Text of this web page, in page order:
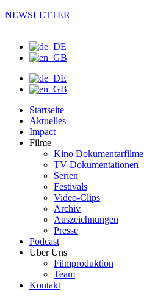
NEWSLETTER
Startseite
Aktuelles
Impact
Filme
Kino Dokumentarfilme
TV-Dokumentationen
Serien
Festivals
Video-Clips
Archiv
Auszeichnungen
Presse
Podcast
Über Uns
Filmproduktion
Team
Kontakt